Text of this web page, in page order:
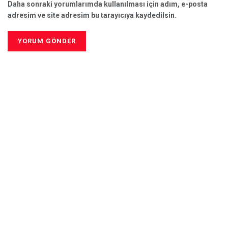
Daha sonraki yorumlarımda kullanılması için adım, e-posta
adresim ve site adresim bu tarayıcıya kaydedilsin.